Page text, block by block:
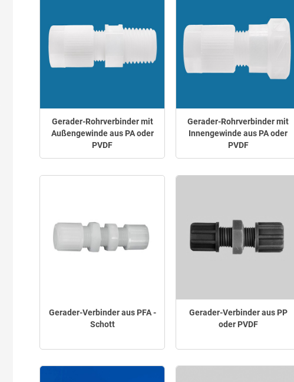
Gerader-Rohrverbinder mit
Außengewinde aus PA oder
PVDF
Gerader-Rohrverbinder mit
Innengewinde aus PA oder
PVDF
Gerader-Verbinder aus PFA -
Schott
Gerader-Verbinder aus PP
oder PVDF